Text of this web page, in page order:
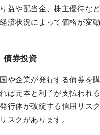
り益や配当金、株主優待な
経済状況によって価格が変
債券投資
国や企業が発行する債券を
れば元本と利子が支払われ
発行体が破綻する信用リス
リスクがあります。